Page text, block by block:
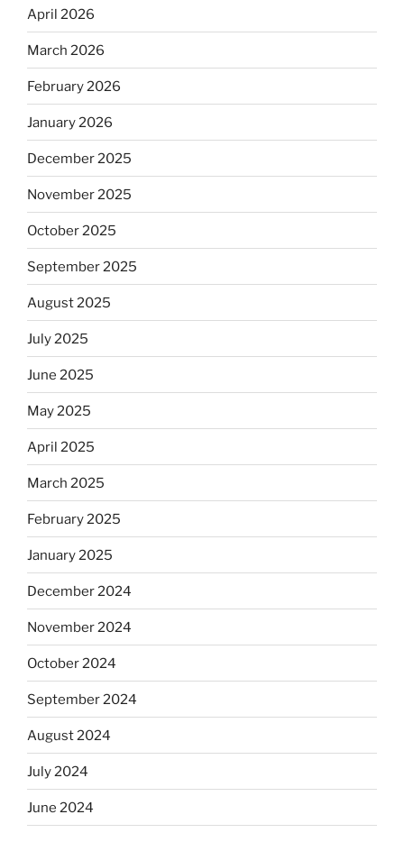
April 2026
March 2026
February 2026
January 2026
December 2025
November 2025
October 2025
September 2025
August 2025
July 2025
June 2025
May 2025
April 2025
March 2025
February 2025
January 2025
December 2024
November 2024
October 2024
September 2024
August 2024
July 2024
June 2024